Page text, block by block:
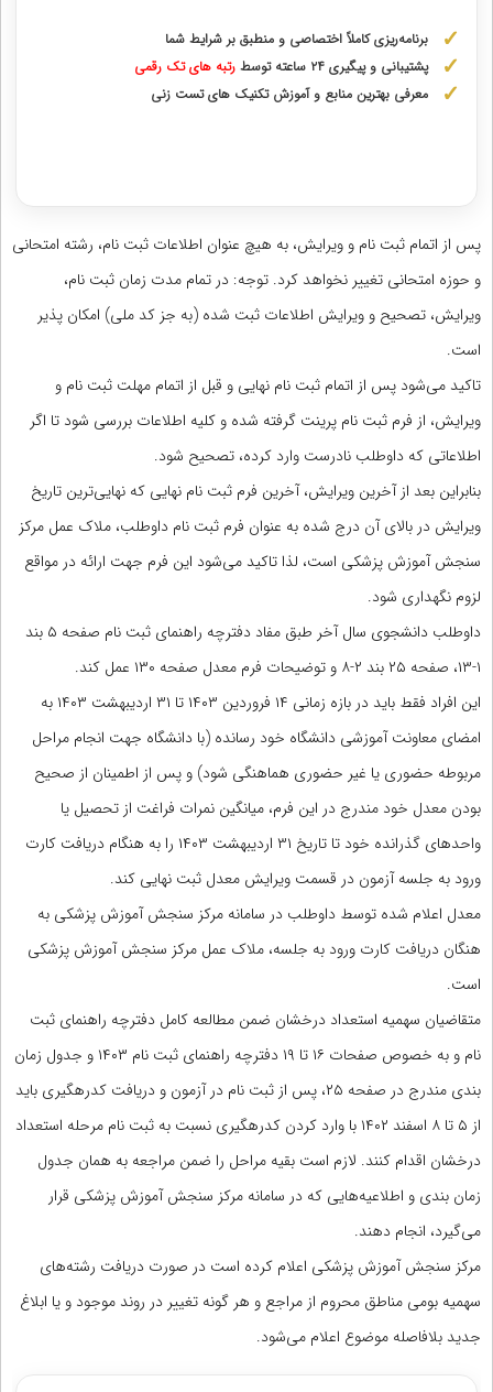
برنامه‌ریزی کاملاً اختصاصی و منطبق بر شرایط شما
پشتیبانی و پیگیری ۲۴ ساعته توسط
رتبه‌ های تک رقمی
معرفی بهترین منابع و آموزش تکنیک های تست زنی
پس از اتمام ثبت نام و ویرایش، به هیچ عنوان اطلاعات ثبت نام، رشته امتحانی
و حوزه امتحانی تغییر نخواهد کرد. توجه: در تمام مدت زمان ثبت نام،
ویرایش، تصحیح و ویرایش اطلاعات ثبت شده (به جز کد ملی) امکان پذیر
است.
تاکید می‌شود پس از اتمام ثبت نام نهایی و قبل از اتمام مهلت ثبت نام و
ویرایش، از فرم ثبت نام پرینت گرفته شده و کلیه اطلاعات بررسی شود تا اگر
اطلاعاتی که داوطلب نادرست وارد کرده، تصحیح شود.
بنابراین بعد از آخرین ویرایش، آخرین فرم ثبت نام نهایی که نهایی‌ترین تاریخ
ویرایش در بالای آن درج شده به عنوان فرم ثبت نام داوطلب، ملاک عمل مرکز
سنجش آموزش پزشکی است، لذا تاکید می‌شود این فرم جهت ارائه در مواقع
لزوم نگهداری شود.
داوطلب دانشجوی سال آخر طبق مفاد دفترچه راهنمای ثبت نام صفحه ۵ بند
۱-۱۳، صفحه ۲۵ بند ۲-۸ و توضیحات فرم معدل صفحه ۱۳۰ عمل کند.
این افراد فقط باید در بازه زمانی ۱۴ فروردین ۱۴۰۳ تا ۳۱ اردیبهشت ۱۴۰۳ به
امضای معاونت آموزشی دانشگاه خود رسانده (با دانشگاه جهت انجام مراحل
مربوطه حضوری یا غیر حضوری هماهنگی شود) و پس از اطمینان از صحیح
بودن معدل خود مندرج در این فرم، میانگین نمرات فراغت از تحصیل یا
واحدهای گذرانده خود تا تاریخ ۳۱ اردیبهشت ۱۴۰۳ را به هنگام دریافت کارت
ورود به جلسه آزمون در قسمت ویرایش معدل ثبت نهایی کند.
معدل اعلام شده توسط داوطلب در سامانه مرکز سنجش آموزش پزشکی به
هنگان دریافت کارت ورود به جلسه، ملاک عمل مرکز سنجش آموزش پزشکی
است.
متقاضیان سهمیه استعداد درخشان ضمن مطالعه کامل دفترچه راهنمای ثبت
نام و به خصوص صفحات ۱۶ تا ۱۹ دفترچه راهنمای ثبت نام ۱۴۰۳ و جدول زمان
بندی مندرج در صفحه ۲۵، پس از ثبت نام در آزمون و دریافت کدرهگیری باید
از ۵ تا ۸ اسفند ۱۴۰۲ با وارد کردن کدرهگیری نسبت به ثبت نام مرحله استعداد
درخشان اقدام کنند. لازم است بقیه مراحل را ضمن مراجعه به همان جدول
زمان بندی و اطلاعیه‌هایی که در سامانه مرکز سنجش آموزش پزشکی قرار
می‌گیرد، انجام دهند.
مرکز سنجش آموزش پزشکی اعلام کرده است در صورت دریافت رشته‌های
سهمیه بومی مناطق محروم از مراجع و هر گونه تغییر در روند موجود و یا ابلاغ
جدید بلافاصله موضوع اعلام می‌شود.